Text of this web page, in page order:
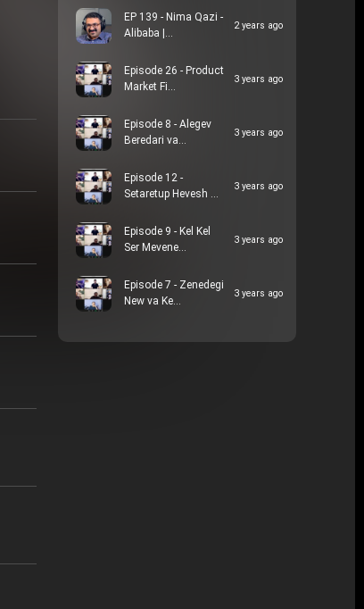
EP 139 - Nima Qazi -
Alibaba |…
2 years ago
Episode 26 - Product
Market Fi…
3 years ago
Episode 8 - Alegev
Beredari va…
3 years ago
Episode 12 -
Setaretup Hevesh …
3 years ago
Episode 9 - Kel Kel
Ser Mevene…
3 years ago
Episode 7 - Zenedegi
New va Ke…
3 years ago